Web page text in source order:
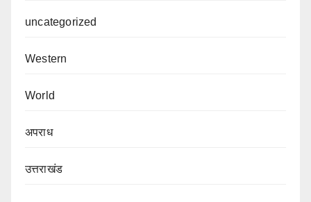
uncategorized
Western
World
अपराध
उत्तराखंड